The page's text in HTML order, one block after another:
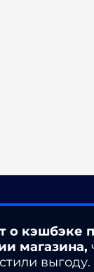
о кэшбэке
магазина,
выгоду.